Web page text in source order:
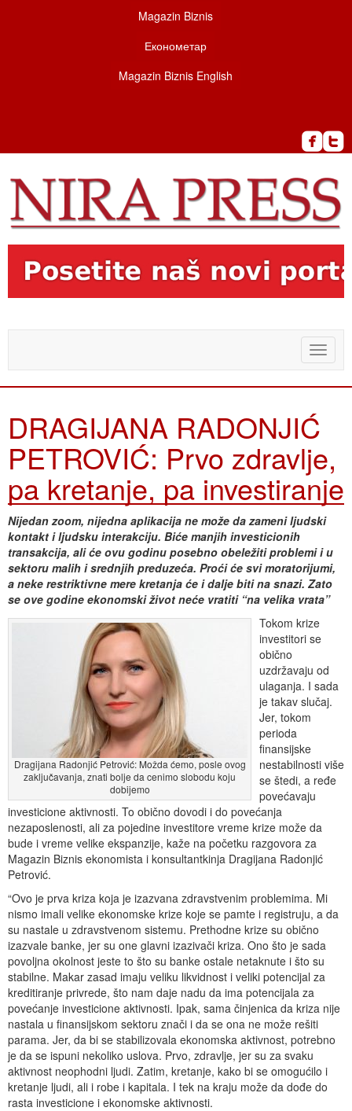
Magazin Biznis
Економетар
Magazin Biznis English
Toggle
DRAGIJANA RADONJIĆ
PETROVIĆ: Prvo zdravlje,
pa kretanje, pa investiranje
Nijedan zoom, nijedna aplikacija ne može da zameni ljudski
kontakt i ljudsku interakciju. Biće manjih investicionih
transakcija, ali će ovu godinu posebno obeležiti problemi i u
sektoru malih i srednjih preduzeća. Proći će svi moratorijumi,
a neke restriktivne mere kretanja će i dalje biti na snazi. Zato
se ove godine ekonomski život neće vratiti “na velika vrata”
Dragijana Radonjić Petrović: Možda ćemo, posle ovog
zaključavanja, znati bolje da cenimo slobodu koju
dobijemo
Tokom krize
investitori se
obično
uzdržavaju od
ulaganja. I sada
je takav slučaj.
Jer, tokom
perioda
finansijske
nestabilnosti više
se štedi, a ređe
povećavaju
investicione aktivnosti. To obično dovodi i do povećanja
nezaposlenosti, ali za pojedine investitore vreme krize može da
bude i vreme velike ekspanzije, kaže na početku razgovora za
Magazin Biznis ekonomista i konsultantkinja Dragijana Radonjić
Petrović.
“Ovo je prva kriza koja je izazvana zdravstvenim problemima. Mi
nismo imali velike ekonomske krize koje se pamte i registruju, a da
su nastale u zdravstvenom sistemu. Prethodne krize su obično
izazvale banke, jer su one glavni izazivači kriza. Ono što je sada
povoljna okolnost jeste to što su banke ostale netaknute i što su
stabilne. Makar zasad imaju veliku likvidnost i veliki potencijal za
kreditiranje privrede, što nam daje nadu da ima potencijala za
povećanje investicione aktivnosti. Ipak, sama činjenica da kriza nije
nastala u finansijskom sektoru znači i da se ona ne može rešiti
parama. Jer, da bi se stabilizovala ekonomska aktivnost, potrebno
je da se ispuni nekoliko uslova. Prvo, zdravlje, jer su za svaku
aktivnost neophodni ljudi. Zatim, kretanje, kako bi se omogućilo i
kretanje ljudi, ali i robe i kapitala. I tek na kraju može da dođe do
rasta investicione i ekonomske aktivnosti.